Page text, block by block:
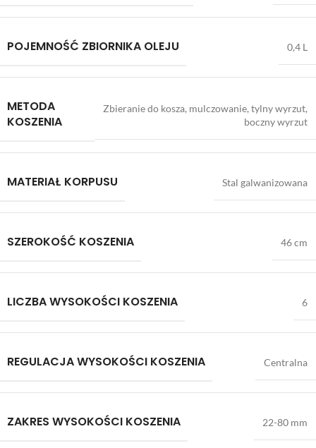
POJEMNOŚĆ ZBIORNIKA OLEJU 0,4 L
METODA
KOSZENIA
Zbieranie do kosza, mulczowanie, tylny wyrzut,
boczny wyrzut
MATERIAŁ KORPUSU Stal galwanizowana
SZEROKOŚĆ KOSZENIA 46 cm
LICZBA WYSOKOŚCI KOSZENIA 6
REGULACJA WYSOKOŚCI KOSZENIA Centralna
ZAKRES WYSOKOŚCI KOSZENIA 22-80 mm